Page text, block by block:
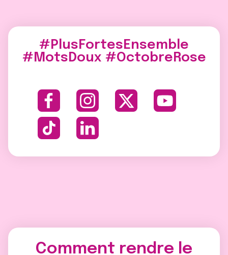
#PlusFortesEnsemble
#MotsDoux #OctobreRose
Comment rendre le